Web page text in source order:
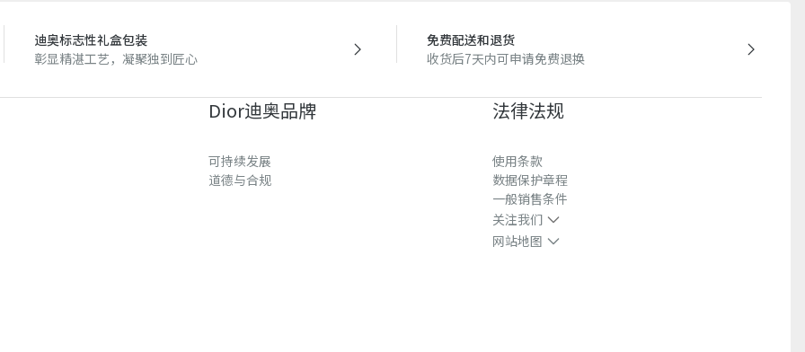
迪奥标志性礼盒包装
彰显精湛工艺，凝聚独到匠心
免费配送和退货
收货后7天内可申请免费退换
Dior迪奥品牌
可持续发展
道德与合规
法律法规
使用条款
数据保护章程
一般销售条件
关注我们
网站地图